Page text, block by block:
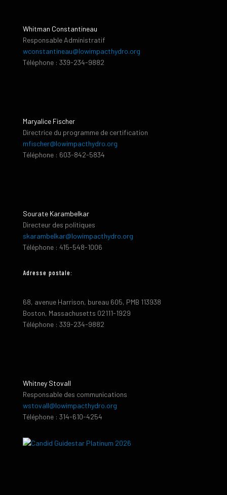
Whitman Constantineau
Responsable Administratif
wconstantineau@lowimpacthydro.org
Téléphone : 339-234-9882
Maryalice Fischer
Directrice du programme de certification
mfischer@lowimpacthydro.org
Téléphone : 603-842-5834
Sourate Karambelkar
Directeur des politiques
skarambelkar@lowimpacthydro.org
Téléphone : 415-548-1006
Adresse postale:
68, avenue Harrison, bureau 605, PMB 113938
Boston, Massachusetts 02111-1929
Téléphone : 339-234-9882
Whitney Stovall
Responsable des communications
wstovall@lowimpacthydro.org
Téléphone : 314-610-4254